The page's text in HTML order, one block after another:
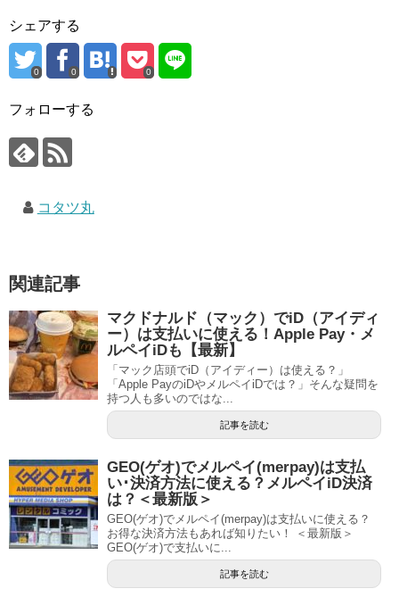
シェアする
0 0 0
フォローする
コタツ丸
関連記事
マクドナルド（マック）でiD（アイディ
ー）は支払いに使える！Apple Pay・メ
ルペイiDも【最新】
「マック店頭でiD（アイディー）は使える？」
「Apple PayのiDやメルペイiDでは？」そんな疑問を
持つ人も多いのではな...
記事を読む
GEO(ゲオ)でメルペイ(merpay)は支払
い･決済方法に使える？メルペイiD決済
は？＜最新版＞
GEO(ゲオ)でメルペイ(merpay)は支払いに使える？
お得な決済方法もあれば知りたい！ ＜最新版＞
GEO(ゲオ)で支払いに...
記事を読む